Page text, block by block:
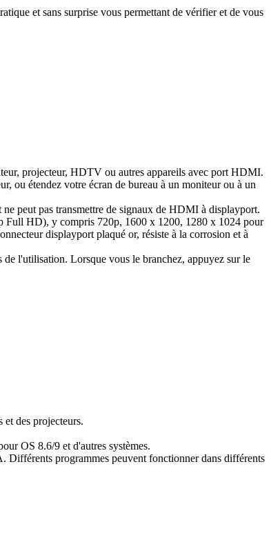
et sans surprise vous permettant de vérifier et de vous
projecteur, HDTV ou autres appareils avec port HDMI.
ou étendez votre écran de bureau à un moniteur ou à un
peut pas transmettre de signaux de HDMI à displayport.
Full HD), y compris 720p, 1600 x 1200, 1280 x 1024 pour
displayport plaqué or, résiste à la corrosion et à
l'utilisation. Lorsque vous le branchez, appuyez sur le
des projecteurs.
OS 8.6/9 et d'autres systèmes.
Différents programmes peuvent fonctionner dans différents